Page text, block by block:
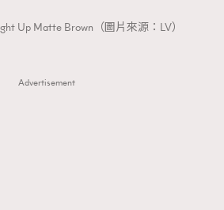
Up Matte Brown（圖片來源：LV）
Advertisement